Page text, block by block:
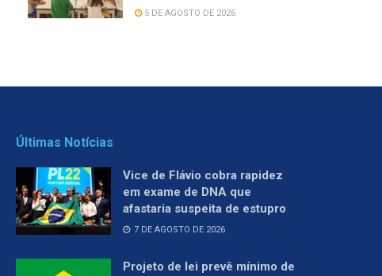
5 DE AGOSTO DE 2026
Últimas Notícias
Vice de Flávio cobra rapidez
em exame de DNA que
afastaria suspeita de estupro
7 DE AGOSTO DE 2026
Projeto de lei prevê mínimo de